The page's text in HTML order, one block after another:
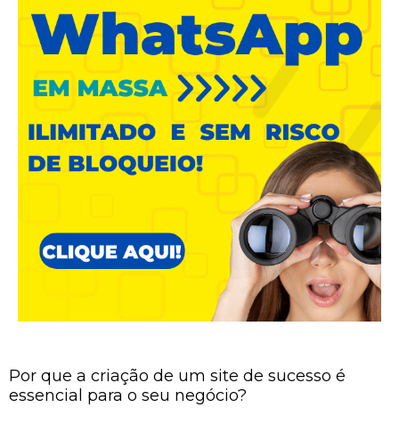
Por que a criação de um site de sucesso é
essencial para o seu negócio?